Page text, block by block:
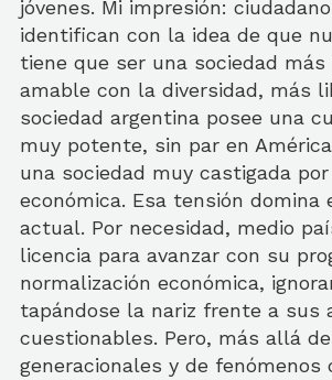
jóvenes. Mi impresión:
identifican con la idea de que
tiene que ser una sociedad
amable con la diversidad, más
sociedad argentina posee una
muy potente, sin par en
una sociedad muy castigada
económica. Esa tensión domina
actual. Por necesidad, medio
licencia para avanzar con su
normalización económica,
tapándose la nariz frente a sus
cuestionables. Pero, más allá
generacionales y de fenómenos